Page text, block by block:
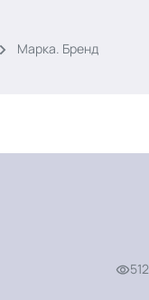
Марка. Бренд
512